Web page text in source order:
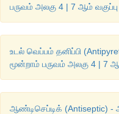
பருவம் அலகு 4 | 7 ஆம்
உடல் வெப்பம் தனிப்பி
மூன்றாம் பருவம் அலகு 4 | 7
ஆண்டிசெப்டிக் (Antiseptic) -